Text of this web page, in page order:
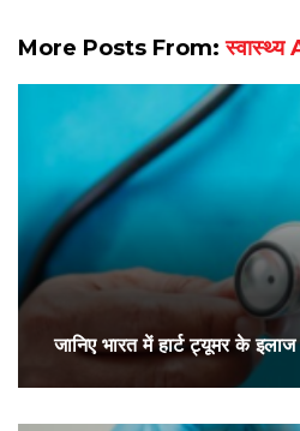
More Posts From:स्वास्थ्य
जानिए भारत में हार्ट ट्यूमर के